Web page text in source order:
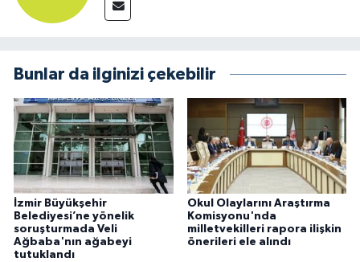
Bunlar da ilginizi çekebilir
İzmir Büyükşehir
Belediyesi’ne yönelik
soruşturmada Veli
Ağbaba'nın ağabeyi
tutuklandı
Okul Olaylarını Araştırma
Komisyonu'nda
milletvekilleri rapora ilişkin
önerileri ele alındı